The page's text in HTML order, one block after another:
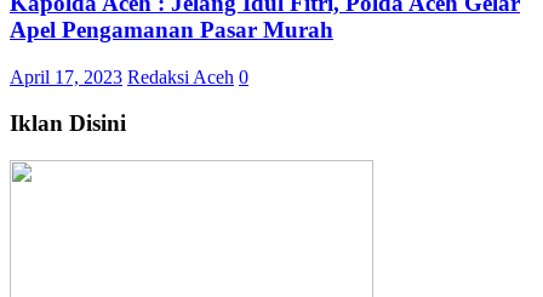
Apel Pengamanan Pasar Murah
April 17, 2023 Redaksi Aceh 0
Iklan Disini